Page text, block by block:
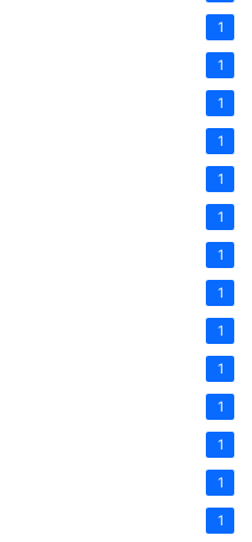
1
1
1
1
1
1
1
1
1
1
1
1
1
1